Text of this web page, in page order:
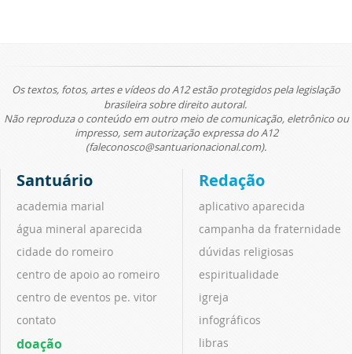
Os textos, fotos, artes e vídeos do A12 estão protegidos pela legislação
brasileira sobre direito autoral.
Não reproduza o conteúdo em outro meio de comunicação, eletrônico ou
impresso, sem autorização expressa do A12
(faleconosco@santuarionacional.com).
Santuário
academia marial
água mineral aparecida
cidade do romeiro
centro de apoio ao romeiro
centro de eventos pe. vitor
contato
doação
Redação
aplicativo aparecida
campanha da fraternidade
dúvidas religiosas
espiritualidade
igreja
infográficos
libras